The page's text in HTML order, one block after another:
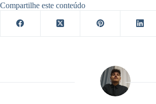
Compartilhe este conteúdo